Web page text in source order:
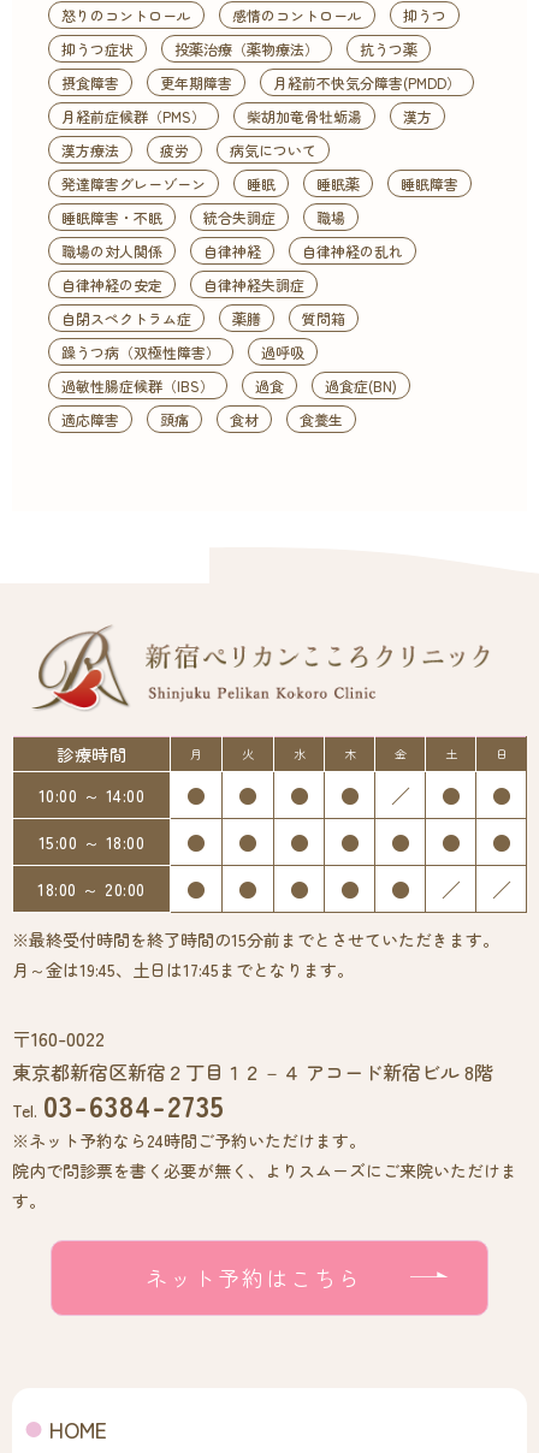
怒りのコントロール 感情のコントロール
抑うつ
抑うつ症状
投薬治療（薬物療法）
抗うつ薬
摂食障害
更年期障害
月経前不快気分障害(PMDD）
月経前症候群（PMS）
柴胡加竜骨牡蛎湯
漢方
漢方療法
疲労
病気について
発達障害グレーゾーン
睡眠 睡眠薬
睡眠障害
睡眠障害・不眠
統合失調症
職場
職場の対人関係
自律神経
自律神経の乱れ
自律神経の安定
自律神経失調症
自閉スペクトラム症
薬膳
質問箱
躁うつ病（双極性障害）
過呼吸
過敏性腸症候群（IBS）
過食
過食症(BN)
適応障害
頭痛 食材 食養生
診療時間 月 火 水 木 金 土 日
10:00 ～ 14:00 ● ● ● ● ／ ● ●
15:00 ～ 18:00 ● ● ● ● ● ● ●
18:00 ～ 20:00 ● ● ● ● ● ／ ／
※最終受付時間を終了時間の15分前までとさせていただきます。
月～金は19:45、土日は17:45までとなります。
〒160-0022
東京都新宿区新宿２丁目１２－４ アコード新宿ビル 8階
Tel. 03-6384-2735
※ネット予約なら24時間ご予約いただけます。
院内で問診票を書く必要が無く、よりスムーズにご来院いただけま
す。
ネット予約はこちら
HOME